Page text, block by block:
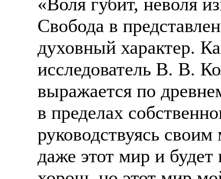
«Воля губит, неволя
Свобода в
духовный характер.
исследователь В. В.
выражается по
в пределах
руководствуясь
даже этот мир и